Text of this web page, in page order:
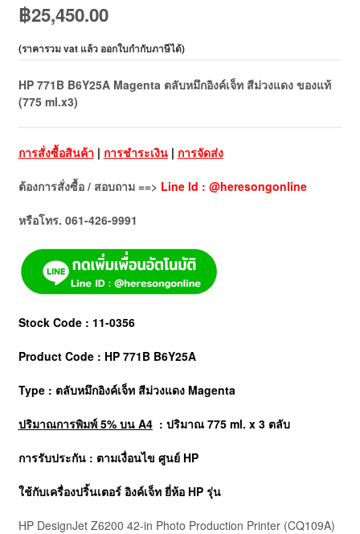
฿25,450.00
(ราคารวม vat แล้ว ออกใบกำกับภาษีได้)
HP 771B B6Y25A Magenta ตลับหมึกอิงค์เจ็ท สีม่วงแดง ของแท้
(775 ml.x3)
การสั่งซื้อสินค้า | การชำระเงิน| การจัดส่ง
ต้องการสั่งซื้อ / สอบถาม ==> Line Id : @heresongonline
หรือโทร. 061-426-9991
Stock Code : 11-0356
Product Code : HP 771B B6Y25A
Type : ตลับหมึกอิงค์เจ็ท สีม่วงแดง Magenta
ปริมาณการพิมพ์ 5% บน A4: ปริมาณ 775 ml. x 3 ตลับ
การรับประกัน : ตามเงื่อนไข ศูนย์ HP
ใช้กับเครื่องปริ้นเตอร์ อิงค์เจ็ท ยี่ห้อ HPรุ่น
HP DesignJet Z6200 42-in Photo Production Printer (CQ109A)